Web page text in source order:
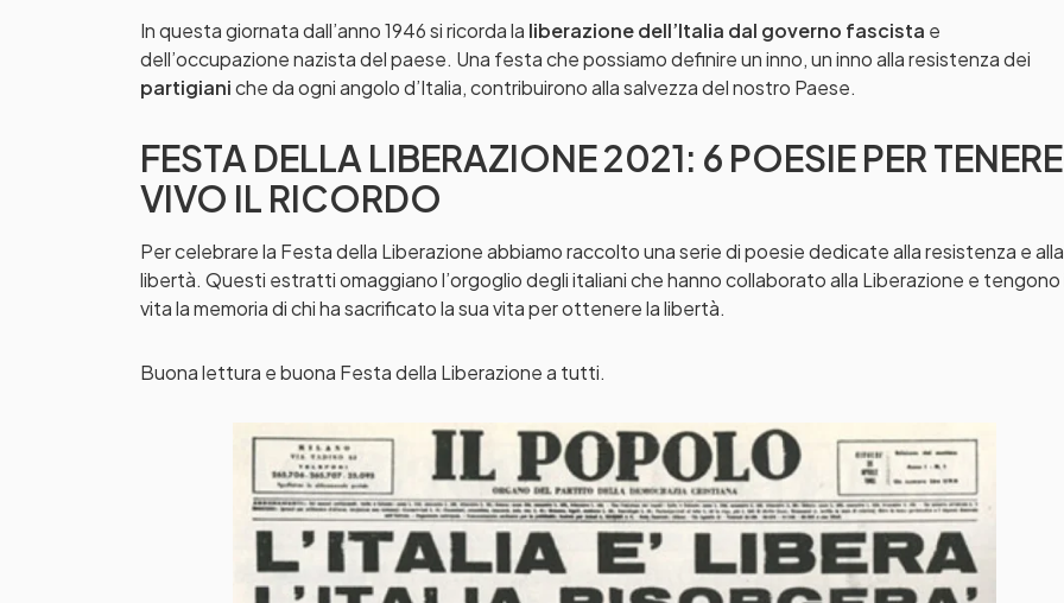
In questa giornata dall’anno 1946 si ricorda la liberazione dell’Italia dal governo fascista e
dell’occupazione nazista del paese. Una festa che possiamo definire un inno, un inno alla resistenza dei
partigianiche da ogni angolo d’Italia, contribuirono alla salvezza del nostro Paese.
FESTA DELLA LIBERAZIONE 2021: 6 POESIE PER TENERE
VIVO IL RICORDO
Per celebrare la Festa della Liberazione abbiamo raccolto una serie di poesie dedicate alla resistenza e alla
libertà. Questi estratti omaggiano l’orgoglio degli italiani che hanno collaborato alla Liberazione e tengono
vita la memoria di chi ha sacrificato la sua vita per ottenere la libertà.
Buona lettura e buona Festa della Liberazione a tutti.